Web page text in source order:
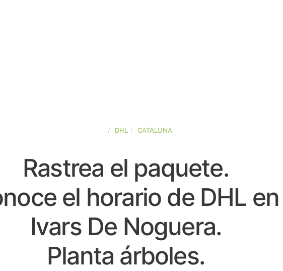
DHL CATALUNA
Rastrea el paquete.
el horario de DHL en
Ivars De Noguera.
Planta árboles.